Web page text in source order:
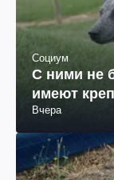
Социум
С ними не
имеют
Вчера